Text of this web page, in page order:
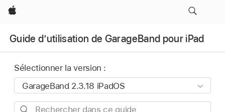
Apple
Guide d’utilisation de GarageBand pour iPad
Sélectionner la version :
Rechercher